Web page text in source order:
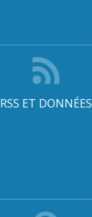
RSS ET DONNÉES